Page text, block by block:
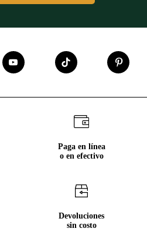
Paga en línea
o en efectivo
Devoluciones
sin costo